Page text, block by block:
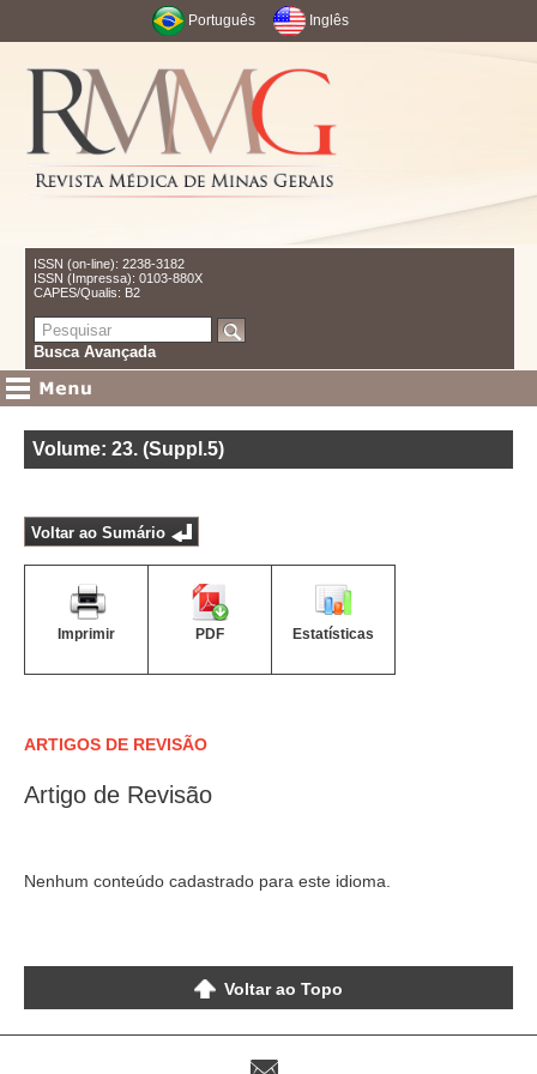
Português Inglês
ISSN (on-line): 2238-3182
ISSN (Impressa): 0103-880X
CAPES/Qualis: B2
Busca Avançada
Volume: 23. (Suppl.5)
Voltar ao Sumário
Imprimir PDF Estatísticas
ARTIGOS DE REVISÃO
Artigo de Revisão
Nenhum conteúdo cadastrado para este idioma.
Voltar ao Topo